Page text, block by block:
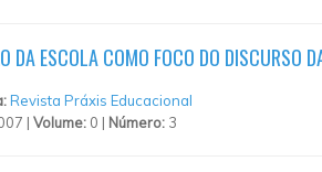
DA ESCOLA COMO FOCO DO DISCURSO
Revista Práxis Educacional
| Volume: 0 | Número: 3